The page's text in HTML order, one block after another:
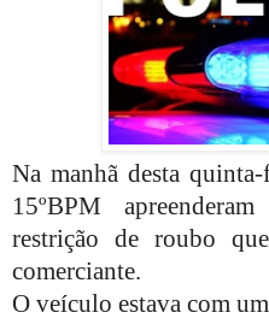
Na manhã desta
15ºBPM
restrição de roubo
comerciante.
O veículo estava com